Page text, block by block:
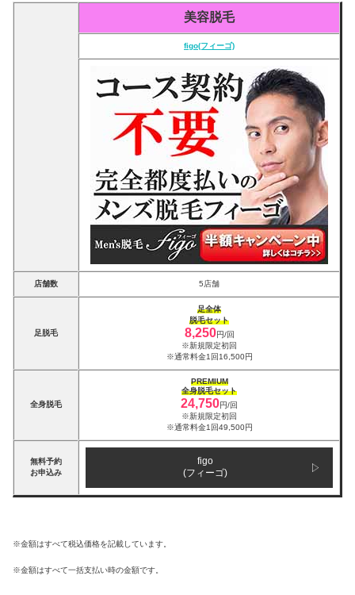
美容脱毛
figo(フィーゴ)
店舗数 5店舗
足脱毛
足全体
脱毛セット
8,250円/回
※新規限定初回
※通常料金1回16,500円
全身脱毛
PREMIUM
全身脱毛セット
24,750円/回
※新規限定初回
※通常料金1回49,500円
無料予約
お申込み
figo
(フィーゴ)
※金額はすべて税込価格を記載しています。
※金額はすべて一括支払い時の金額です。